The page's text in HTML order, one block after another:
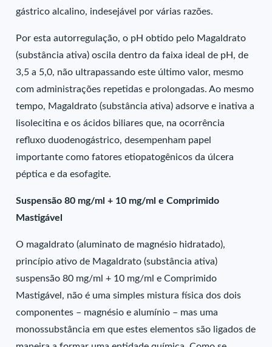
gástrico alcalino, indesejável por várias razões.
Por esta autorregulação, o pH obtido pelo Magaldrato
(substância ativa) oscila dentro da faixa ideal de pH, de
3,5 a 5,0, não ultrapassando este último valor, mesmo
com administrações repetidas e prolongadas. Ao mesmo
tempo, Magaldrato (substância ativa) adsorve e inativa a
lisolecitina e os ácidos biliares que, na ocorrência
refluxo duodenogástrico, desempenham papel
importante como fatores etiopatogênicos da úlcera
péptica e da esofagite.
Suspensão 80 mg/ml + 10 mg/ml e Comprimido
Mastigável
O magaldrato (aluminato de magnésio hidratado),
princípio ativo de Magaldrato (substância ativa)
suspensão 80 mg/ml + 10 mg/ml e Comprimido
Mastigável, não é uma simples mistura física dos dois
componentes – magnésio e alumínio – mas uma
monossubstância em que estes elementos são ligados de